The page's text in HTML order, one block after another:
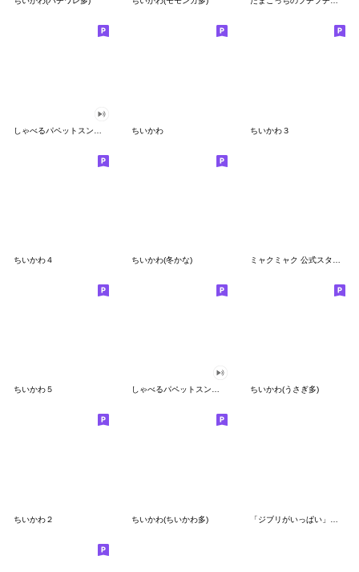
ちいかわ ちいかわ３
ちいかわ４ ちいかわ(冬かな)
ちいかわ５ しゃべるパペットスンスン（GOOD） ちいかわ(うさぎ多)
ちいかわ２ ちいかわ(ちいかわ多)